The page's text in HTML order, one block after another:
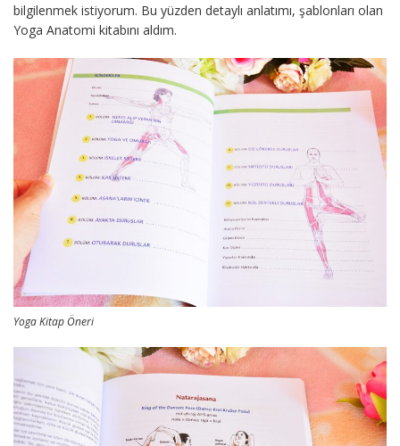
bilgilenmek istiyorum. Bu yüzden detaylı anlatımı, şablonları olan
Yoga Anatomi kitabını aldım.
Yoga Kitap Öneri